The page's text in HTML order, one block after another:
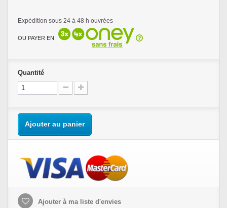
Expédition sous 24 à 48 h ouvrées
OU PAYER EN
Quantité
Ajouter au panier
Ajouter à ma liste d'envies